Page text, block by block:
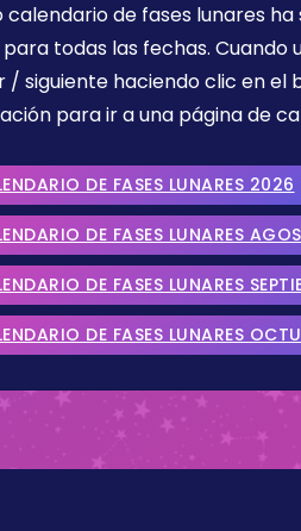
calendario de fases lunares
todas las fechas.
/ siguiente haciendo clic en el
para ir a una página de
DE FASES LUNARES 2026
DE FASES LUNARES
DE FASES LUNARES
DE FASES LUNARES